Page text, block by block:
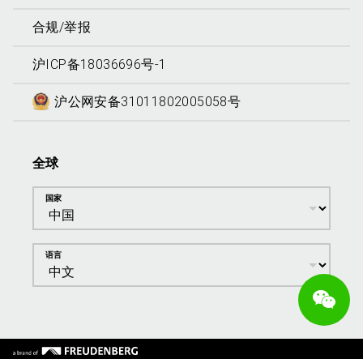
合规/举报
沪ICP备18036696号-1
沪公网安备31011802005058号
全球
国家
语言